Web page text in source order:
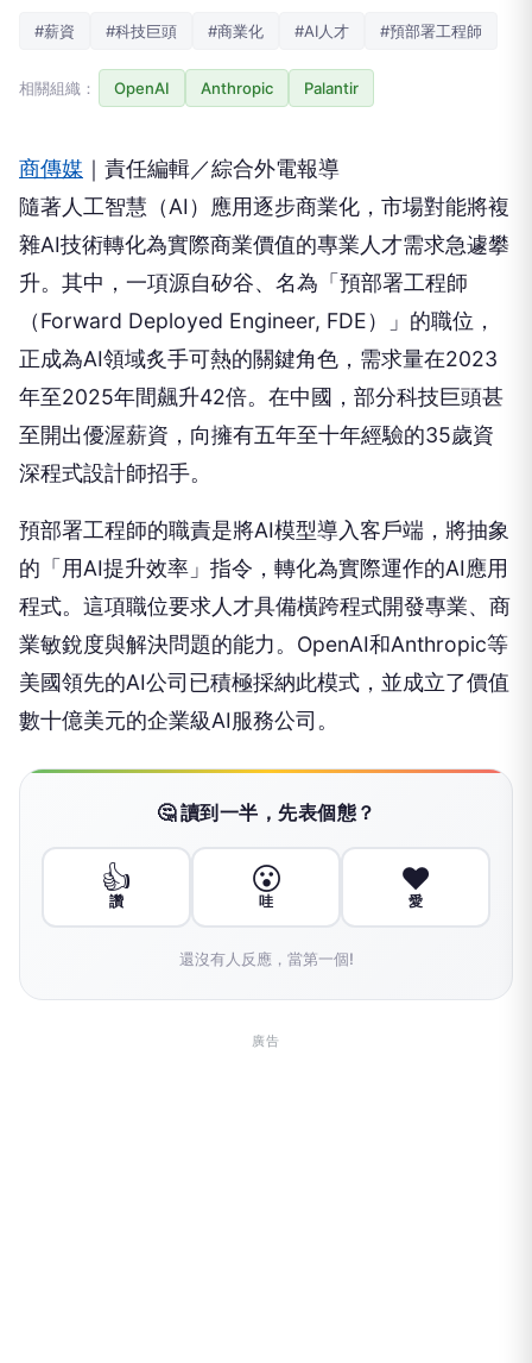
#薪資 #科技巨頭 #商業化 #AI人才 #預部署工程師
相關組織： OpenAI Anthropic Palantir
商傳媒 ｜責任編輯／綜合外電報導
隨著人工智慧（AI）應用逐步商業化，市場對能將複
雜AI技術轉化為實際商業價值的專業人才需求急遽攀
升。其中，一項源自矽谷、名為「預部署工程師
（Forward Deployed Engineer, FDE）」的職位，
正成為AI領域炙手可熱的關鍵角色，需求量在2023
年至2025年間飆升42倍。在中國，部分科技巨頭甚
至開出優渥薪資，向擁有五年至十年經驗的35歲資
深程式設計師招手。
預部署工程師的職責是將AI模型導入客戶端，將抽象
的「用AI提升效率」指令，轉化為實際運作的AI應用
程式。這項職位要求人才具備橫跨程式開發專業、商
業敏銳度與解決問題的能力。OpenAI和Anthropic等
美國領先的AI公司已積極採納此模式，並成立了價值
數十億美元的企業級AI服務公司。
🤔 讀到一半，先表個態？
👍
讚
😮
哇
❤️
愛
還沒有人反應，當第一個!
廣告